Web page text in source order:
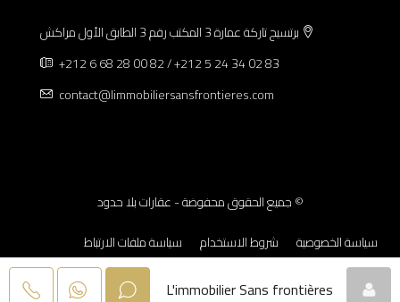
برتسيج تاركة عمارة 3 المكتب رقم 3 الطابق الأول مراكش
+212 6 68 28 00 82 / +212 5 24 34 02 83
contact@limmobiliersansfrontieres.com
© جميع الحقوق محفوضة - عقارات بلا حدود
سياسة الخصوصية
شروط الاستخدام
سياسة ملفات الارتباط
الإشعارات القانونية
L'immobilier Sans frontières